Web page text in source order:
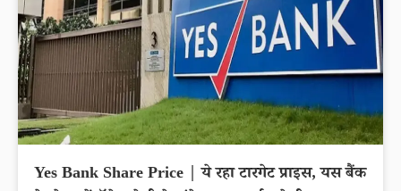
Yes Bank Share Price | ये रहा टारगेट प्राइस, यस बैंक